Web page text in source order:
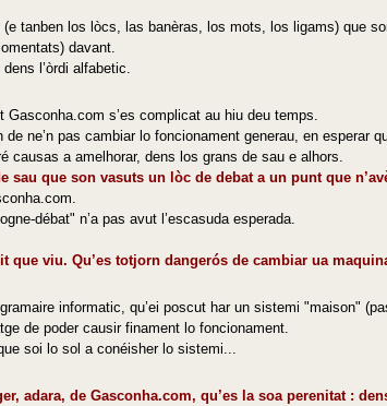
(e tanben los lòcs, las banèras, los mots, los ligams) que
davant.
l’òrdi alfabetic.
s’es complicat au hiu deu temps.
de ne’n pas cambiar lo foncionament generau, en esperar
causas a amelhorar, dens los grans de sau e alhors.
sau que son vasuts un lòc de debat a un punt que
débat" n’a pas avut l’escasuda esperada.
que viu. Qu’es totjorn dangerós de cambiar ua
informatic, qu’ei poscut har un sistemi "maison"
de poder causir finament lo foncionament.
soi lo sol a conéisher lo sistemi...
adara, de Gasconha.com, qu’es la soa perenitat :